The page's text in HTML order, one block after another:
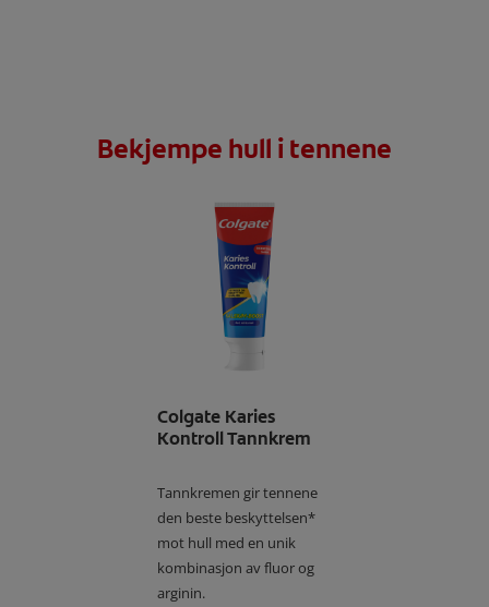
Bekjempe hull i tennene
Colgate Karies
Kontroll Tannkrem
Tannkremen gir tennene
den beste beskyttelsen*
mot hull med en unik
kombinasjon av fluor og
arginin.